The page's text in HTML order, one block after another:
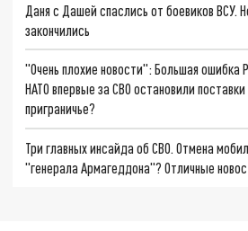
Даня с Дашей спаслись от боевиков ВСУ.
закончились
"Очень плохие новости": Большая ошибка
НАТО впервые за СВО остановили
приграничье?
Три главных инсайда об СВО. Отмена
"генерала Армагеддона"? Отличные